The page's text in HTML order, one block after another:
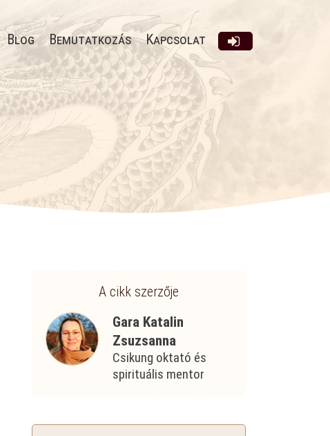
Blog Bemutatkozás Kapcsolat
A cikk szerzője
Gara Katalin
Zsuzsanna
Csikung oktató és
spirituális mentor